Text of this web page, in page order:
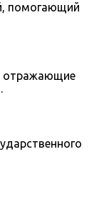
помогающий
отражающие